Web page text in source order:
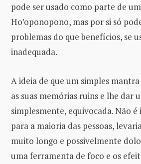
pode ser usado como parte de
Ho’oponopono, mas por si só
problemas do que benefícios, se
inadequada.
A ideia de que um simples
as suas memórias ruins e lhe dar
simplesmente, equivocada. Não
para a maioria das pessoas,
muito longo e possivelmente
uma ferramenta de foco e os